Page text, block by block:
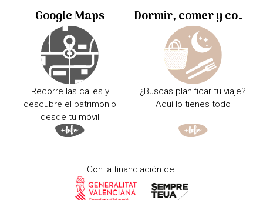
Google Maps
Recorre las calles y
descubre el patrimonio
desde tu móvil
Dormir, comer y comprar
¿Buscas planificar tu viaje?
Aquí lo tienes todo
Con la financiación de: